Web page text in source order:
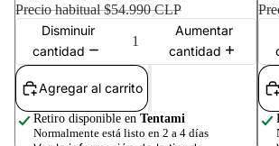
Precio habitual$54.990 CLP
Disminuir
cantidad
Aumentar
cantidad
Agregar al carrito
Retiro disponible en Tentami
Normalmente está listo en 2 a 4 días